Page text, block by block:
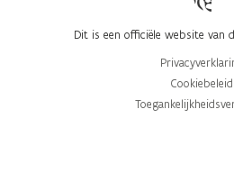
Dit is een officiële website van
Cookiebeleid